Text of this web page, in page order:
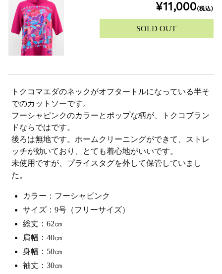
¥11,000(税込)
SOLD OUT
トクコマエダのネックがオフタートルになっている半そ
でのカットソーです。
フーシャピンクのカラーとポップな柄が、トクコブラン
ドならではです。
後ろは無地です。ホームクリーニングができて、ストレ
ッチが効いており、とても着心地がいいです。
未使用ですが、プライスタグを外して保管していまし
た。
カラー：フーシャピンク
サイズ：9号（フリーサイズ）
総丈：62㎝
肩幅：40㎝
身幅：50㎝
袖丈：30㎝